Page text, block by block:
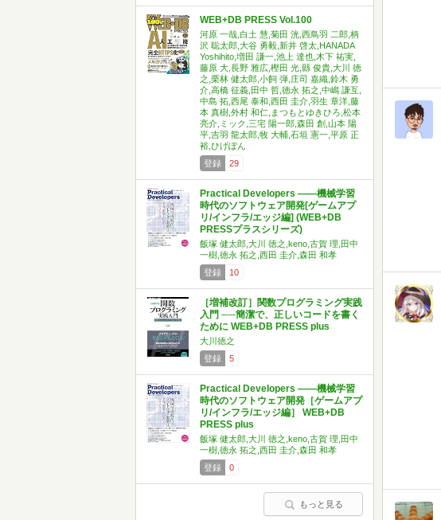
WEB+DB PRESS Vol.100
河原 一哉,白土 慧,菊田 洸,西鳥羽 二郎,柄
沢 聡太郎,大谷 勇毅,新井 啓太,HANADA
Yoshihito,増田 謙一,池上 達也,木下 祐実,
藤原 大,長野 雅広,樫田 光,縣 俊貴,大川 徳
之,栗林 健太郎,小飼 弾,庄司 嘉織,鈴木 勇
介,高橋 征義,田中 哲,徳永 拓之,中嶋 謙互,
中島 拓,西尾 泰和,西田 圭介,羽生 章洋,藤
本 真樹,外村 和仁,まつもとゆきひろ,松本
亮介,ミック,三宅 陽一郎,森田 創,山本 陽
平,吉羽 龍太郎,牧 大輔,石垣 憲一,平原 正
裕,ひげぽん
登録
29
Practical Developers ――機械学習
時代のソフトウェア開発[ゲームアプ
リ/インフラ/エッジ編] (WEB+DB
PRESSプラスシリーズ)
飯塚 健太郎,大川 徳之,keno,古賀 理,田中
一樹,徳永 拓之,西田 圭介,森田 和孝
登録
10
［増補改訂］関数プログラミング実践
入門 ──簡潔で、正しいコードを書く
ために WEB+DB PRESS plus
大川徳之
登録
5
Practical Developers ――機械学習
時代のソフトウェア開発［ゲームアプ
リ/インフラ/エッジ編］ WEB+DB
PRESS plus
飯塚 健太郎,大川 徳之,keno,古賀 理,田中
一樹,徳永 拓之,西田 圭介,森田 和孝
登録
0
もっと見る